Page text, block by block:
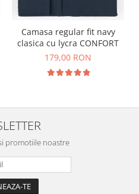
Camasa regular fit navy
clasica cu lycra CONFORT
179,00 RON
promotiile noastre